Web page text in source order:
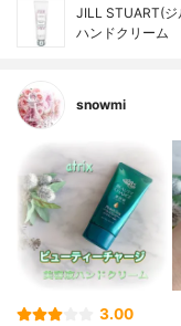
JILL STUART(ジ
ハンドクリーム
snowmi
3.00